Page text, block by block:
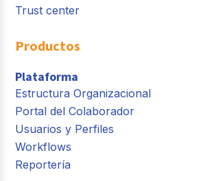
Trust center
Productos
Plataforma
Estructura Organizacional
Portal del Colaborador
Usuarios y Perfiles
Workflows
Reportería